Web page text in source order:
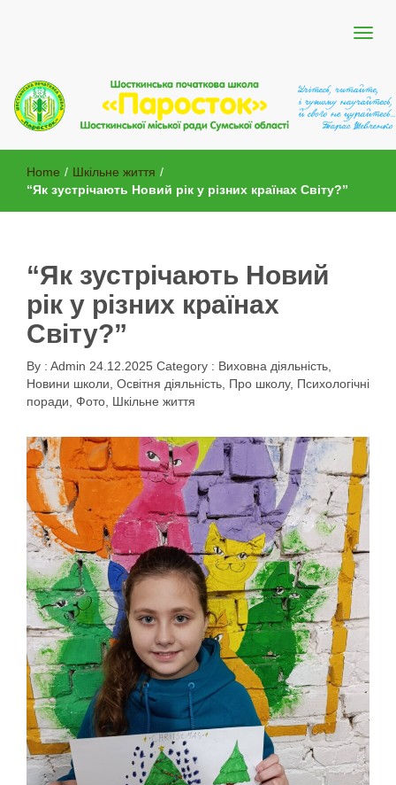
Шосткинська початкова школа
"Паросток"
Home / Шкільне життя /
“Як зустрічають Новий рік у різних країнах Світу?”
“Як зустрічають Новий
рік у різних країнах
Світу?”
By : Admin 24.12.2025 Category : Виховна діяльність,
Новини школи, Освітня діяльність, Про школу, Психологічні
поради, Фото, Шкільне життя